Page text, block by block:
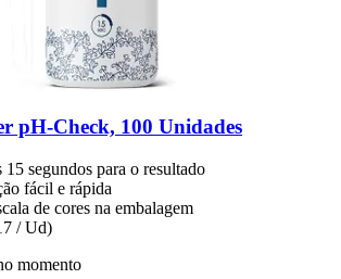
pH-​Check, 100 Unidades
15 segundos para o resultado
fácil e rápida
de cores na embalagem
/ Ud)
momento